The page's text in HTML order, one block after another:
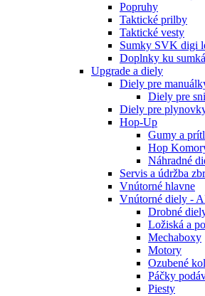
Popruhy
Taktické prilby
Taktické vesty
Sumky SVK digi
Doplnky ku
Upgrade a diely
Diely pre
Diely pre
Diely pre
Hop-Up
Gumy a
Hop
Náhradné
Servis a údržba
Vnútorné hlavne
Vnútorné diely -
Drobné
Ložiská a
Mechaboxy
Motory
Ozubené
Páčky
Piesty